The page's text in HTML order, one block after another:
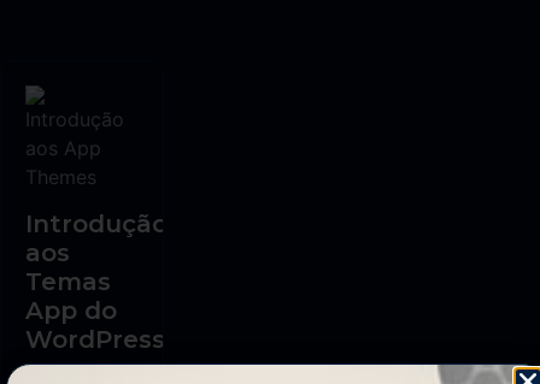
Introdução
aos
Temas
App do
WordPress